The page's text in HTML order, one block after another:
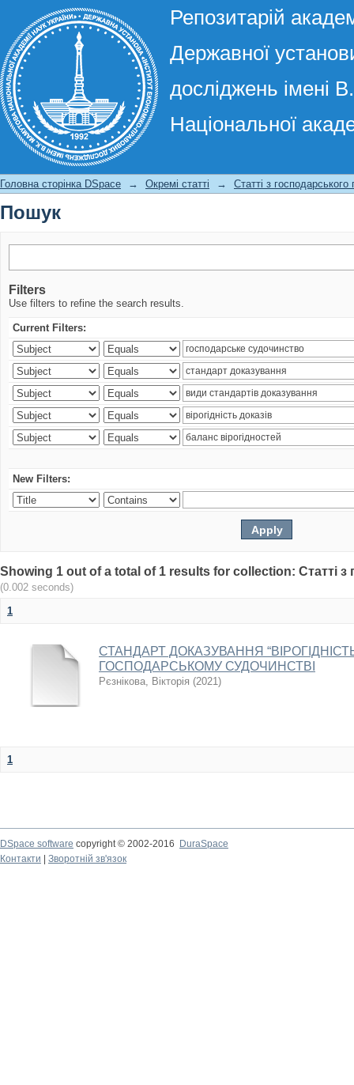
Репозитарій
Державної
досліджень імені
Національної
Пошук
Головна сторінка DSpace → Окремі статті → Статті з господарського
Пошук
Filters
Use filters to refine the search results.
Current Filters:
New Filters:
Showing 1 out of a total of 1 results for collection: Статті з
(0.002 seconds)
1
СТАНДАРТ ДОКАЗУВАННЯ
ГОСПОДАРСЬКОМУ СУДОЧИНСТВІ
Рєзнікова, Вікторія (2021)
1
DSpace software copyright © 2002-2016
DuraSpace
Контакти
Зворотній зв'язок